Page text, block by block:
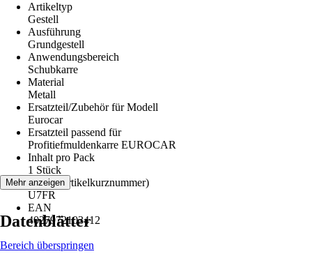
Artikeltyp
Gestell
Ausführung
Grundgestell
Anwendungsbereich
Schubkarre
Material
Metall
Ersatzteil/Zubehör für Modell
Eurocar
Ersatzteil passend für
Profitiefmuldenkarre EUROCAR
Inhalt pro Pack
1 Stück
AKN (Artikelkurznummer)
U7FR
EAN
4027972103412
Mehr anzeigen
Datenblätter
Bereich überspringen